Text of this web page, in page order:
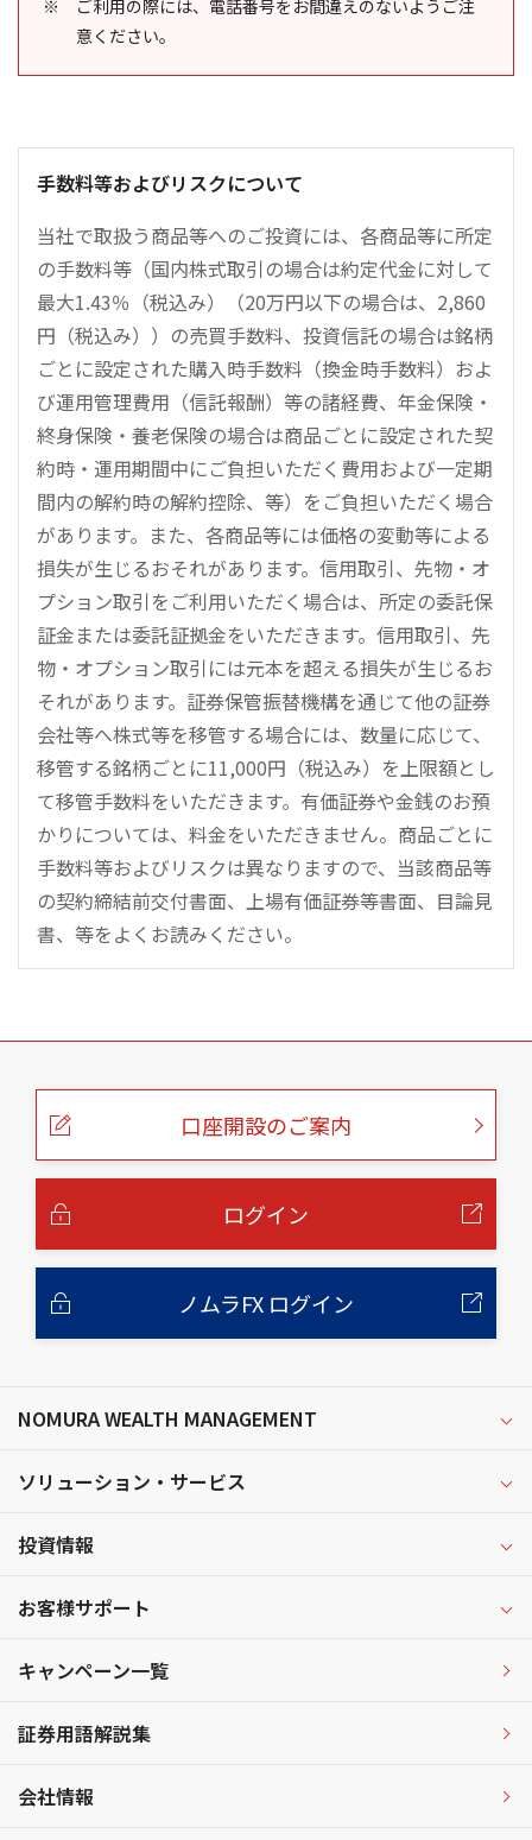
ご利用の際には、電話番号をお間違えのないようご注
意ください。
手数料等およびリスクについて
当社で取扱う商品等へのご投資には、各商品等に所定
の手数料等（国内株式取引の場合は約定代金に対して
最大1.43％（税込み）（20万円以下の場合は、2,860
円（税込み））の売買手数料、投資信託の場合は銘柄
ごとに設定された購入時手数料（換金時手数料）およ
び運用管理費用（信託報酬）等の諸経費、年金保険・
終身保険・養老保険の場合は商品ごとに設定された契
約時・運用期間中にご負担いただく費用および一定期
間内の解約時の解約控除、等）をご負担いただく場合
があります。また、各商品等には価格の変動等による
損失が生じるおそれがあります。信用取引、先物・オ
プション取引をご利用いただく場合は、所定の委託保
証金または委託証拠金をいただきます。信用取引、先
物・オプション取引には元本を超える損失が生じるお
それがあります。証券保管振替機構を通じて他の証券
会社等へ株式等を移管する場合には、数量に応じて、
移管する銘柄ごとに11,000円（税込み）を上限額とし
て移管手数料をいただきます。有価証券や金銭のお預
かりについては、料金をいただきません。商品ごとに
手数料等およびリスクは異なりますので、当該商品等
の契約締結前交付書面、上場有価証券等書面、目論見
書、等をよくお読みください。
こ
口座開設のご案内
ログイン
ノムラFX ログイン
NOMURA WEALTH MANAGEMENT
ソリューション・サービス
投資情報
お客様サポート
キャンペーン一覧
証券用語解説集
会社情報